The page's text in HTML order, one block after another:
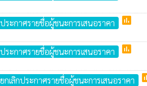
ประกาศรายชื่อผู้ชนะการเสนอราคา poll
ประกาศรายชื่อผู้ชนะการเสนอราคา poll
ยกเลิกประกาศรายชื่อผู้ชนะการเสนอราคา